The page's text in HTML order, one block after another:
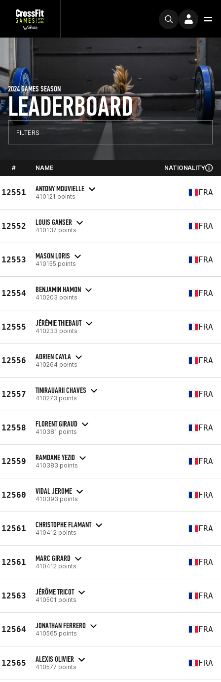
LEADERBOARD
2024 GAMES SEASON
FILTERS
# NAME NATIONALITY
12551 ANTONY MOUVIELLE
410121 points FRA
12552 LOUIS GANSER
410137 points FRA
12553 MASON LORIS
410155 points FRA
12554 BENJAMIN HAMON
410203 points FRA
12555 JÉRÉMIE THIEBAUT
410233 points FRA
12556 ADRIEN CAYLA
410264 points FRA
12557 TINIRAUARII CHAVES
410273 points FRA
12558 FLORENT GIRAUD
410381 points FRA
12559 RAMDANE YEZID
410383 points FRA
12560 VIDAL JEROME
410393 points FRA
12561 CHRISTOPHE FLAMANT
410412 points FRA
12561 MARC GIRARD
410412 points FRA
12563 JÉRÔME TRICOT
410501 points FRA
12564 JONATHAN FERRERO
410565 points FRA
12565 ALEXIS OLIVIER
410577 points FRA